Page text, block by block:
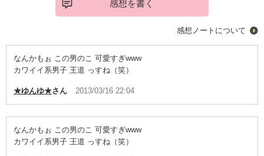
感想を書く
感想ノートについて
なんかもぉ この男のこ 可愛すぎwww
カワイイ系男子 王道 っすね（笑）
★ゆんゆ★さん 2013/03/16 22:04
なんかもぉ この男のこ 可愛すぎwww
カワイイ系男子 王道 っすね（笑）